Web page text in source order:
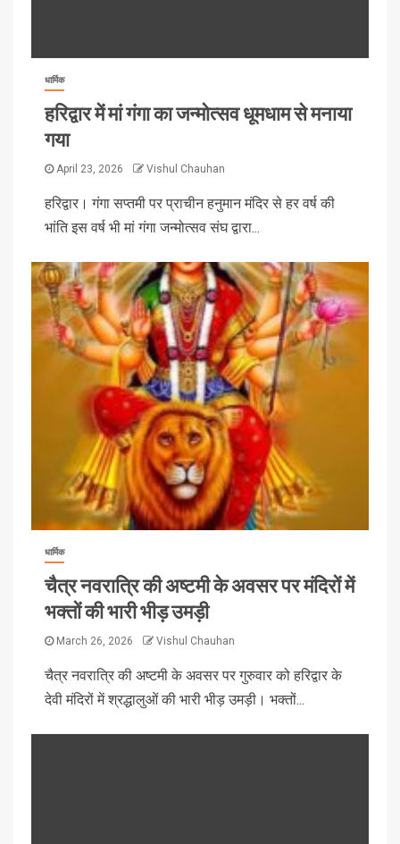
धार्मिक
हरिद्वार में मां गंगा का जन्मोत्सव धूमधाम से मनाया
गया
April 23, 2026 Vishul Chauhan
हरिद्वार। गंगा सप्तमी पर प्राचीन हनुमान मंदिर से हर वर्ष की
भांति इस वर्ष भी मां गंगा जन्मोत्सव संघ द्वारा...
धार्मिक
चैत्र नवरात्रि की अष्टमी के अवसर पर मंदिरों में
भक्तों की भारी भीड़ उमड़ी
March 26, 2026 Vishul Chauhan
चैत्र नवरात्रि की अष्टमी के अवसर पर गुरुवार को हरिद्वार के
देवी मंदिरों में श्रद्धालुओं की भारी भीड़ उमड़ी। भक्तों...